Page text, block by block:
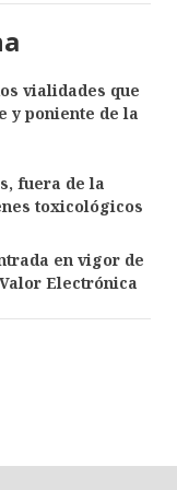
vialidades que
y poniente de la
fuera de la
toxicológicos
en vigor de
Electrónica